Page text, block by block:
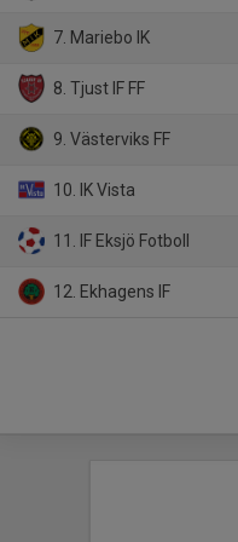
7. Mariebo IK
8. Tjust IF FF
9. Västerviks FF
10. IK Vista
11. IF Eksjö Fotboll
12. Ekhagens IF